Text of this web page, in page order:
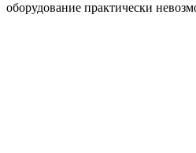
оборудование практически